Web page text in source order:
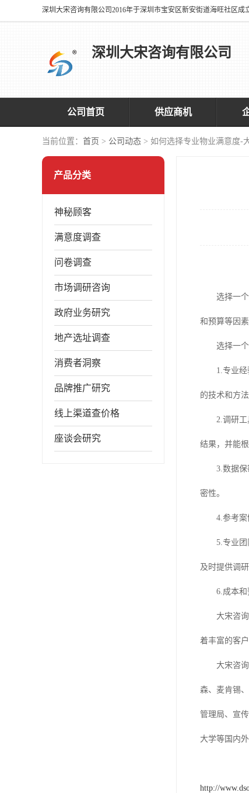
深圳大宋咨询有限公司
公司首页 供应商机
当前位置： 首页 > 公司动态 > 如何选择专业物业满意度-
产品分类
神秘顾客
满意度调查
问卷调查
市场调研咨询
政府业务研究
地产选址调查
消费者洞察
品牌推广研究
线上渠道查价格
座谈会研究
选择一
和预算等因
选择一
1.专业
的技术和方法
2.调研
结果，并能
3.数据
密性。
4.参考案
5.专业
及时提供调研
6.成本
大宋咨
着丰富的客
大宋咨
森、麦肯锡
管理局、宣
大学等国内
http://